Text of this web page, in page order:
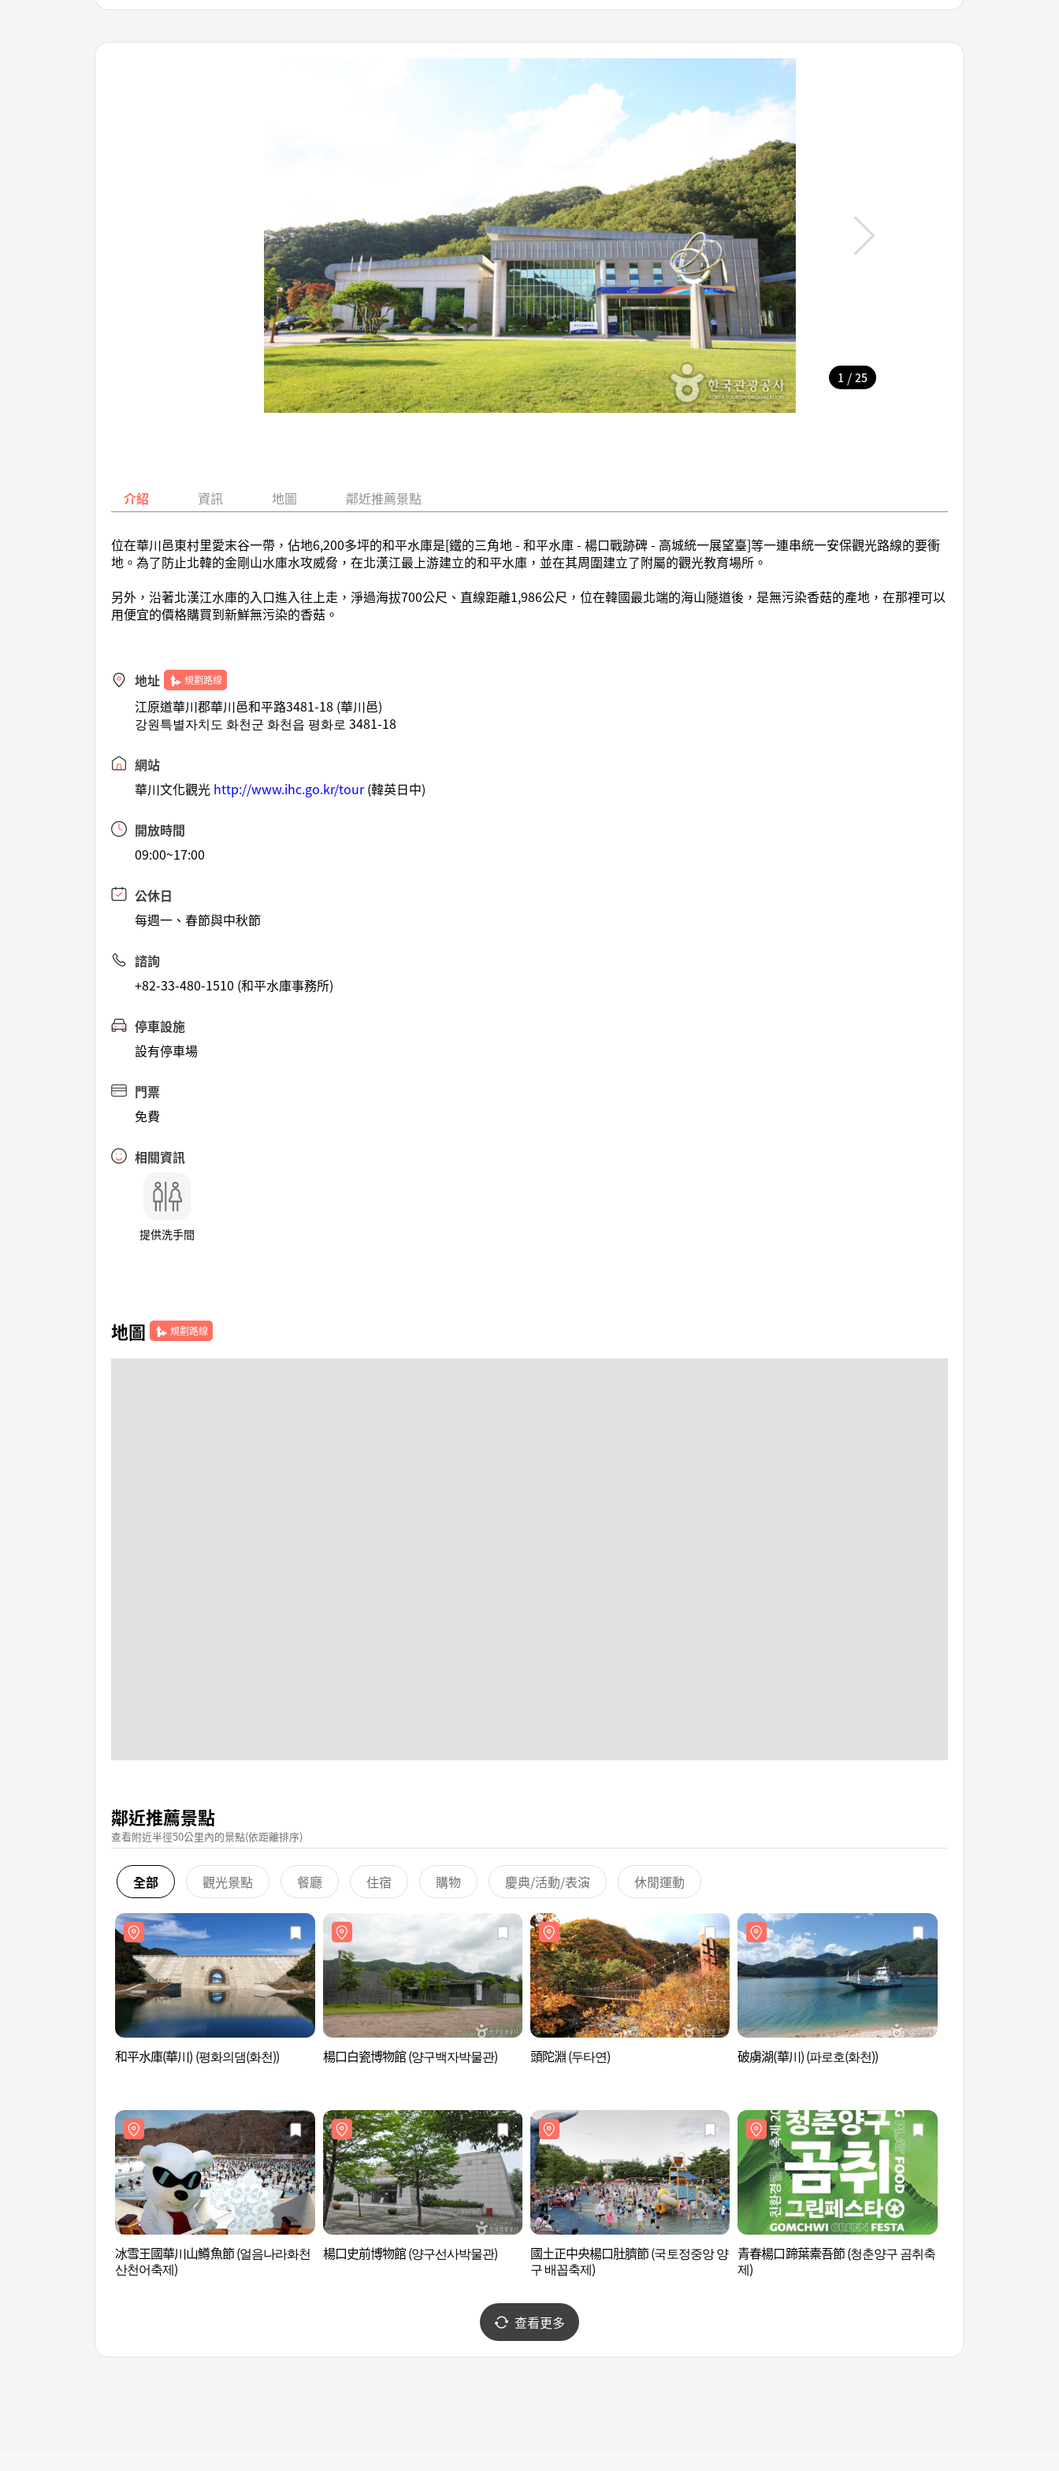
1 / 25
介紹 資訊 地圖 鄰近推薦景點
位在華川邑東村里愛末谷一帶，佔地6,200多坪的和平水庫是[鐵的三角地 - 和平水庫 - 楊口戰跡碑 - 高城統一展望臺]等一連串統一安保觀光路線的要衝
地。為了防止北韓的金剛山水庫水攻威脅，在北漢江最上游建立的和平水庫，並在其周圍建立了附屬的觀光教育場所。
另外，沿著北漢江水庫的入口進入往上走，淨過海拔700公尺、直線距離1,986公尺，位在韓國最北端的海山隧道後，是無污染香菇的產地，在那裡可以
用便宜的價格購買到新鮮無污染的香菇。
地址 規劃路線
江原道華川郡華川邑和平路3481-18 (華川邑)
강원특별자치도 화천군 화천읍 평화로 3481-18
網站
華川文化觀光 http://www.ihc.go.kr/tour(韓英日中)
開放時間
09:00~17:00
公休日
每週一、春節與中秋節
諮詢
+82-33-480-1510 (和平水庫事務所)
停車設施
設有停車場
門票
免費
相關資訊
提供洗手間
地圖 規劃路線
鄰近推薦景點
查看附近半徑50公里內的景點(依距離排序)
全部 觀光景點 餐廳 住宿 購物 慶典/活動/表演 休閒運動
和平水庫(華川) (평화의댐(화천)) 楊口白瓷博物館 (양구백자박물관) 頭陀淵 (두타연) 破虜湖(華川) (파로호(화천))
冰雪王國華川山鱒魚節 (얼음나라화천
산천어축제)
楊口史前博物館 (양구선사박물관)
國土正中央楊口肚臍節 (국토정중앙 양
구 배꼽축제)
青春楊口蹄葉橐吾節 (청춘양구 곰취축
제)
查看更多